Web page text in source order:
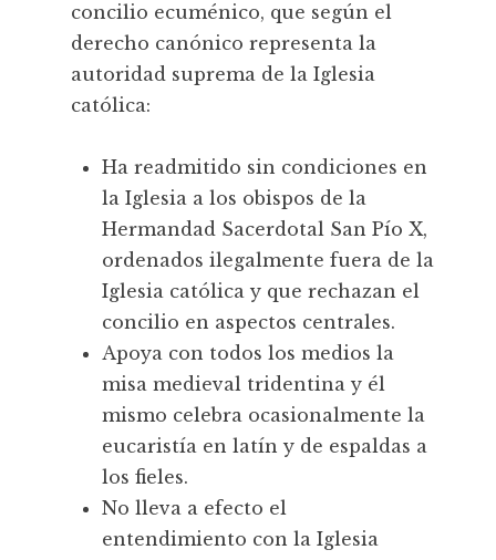
concilio ecuménico, que según el
derecho canónico representa la
autoridad suprema de la Iglesia
católica:
Ha readmitido sin condiciones en
la Iglesia a los obispos de la
Hermandad Sacerdotal San Pío X,
ordenados ilegalmente fuera de la
Iglesia católica y que rechazan el
concilio en aspectos centrales.
Apoya con todos los medios la
misa medieval tridentina y él
mismo celebra ocasionalmente la
eucaristía en latín y de espaldas a
los fieles.
No lleva a efecto el
entendimiento con la Iglesia